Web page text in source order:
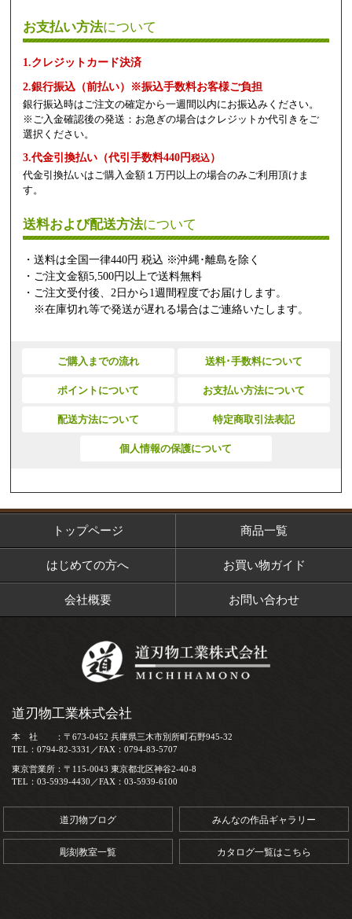
お支払い方法について
1.クレジットカード決済
2.銀行振込（前払い）※振込手数料お客様ご負担
銀行振込時はご注文の確定から一週間以内にお振込みください。
※ご入金確認後の発送：お急ぎの場合はクレジットか代引きをご
選択ください。
3.代金引換払い（代引手数料440円税込）
代金引換払いはご購入金額１万円以上の場合のみご利用頂けま
す。
送料および配送方法について
・送料は全国一律440円 税込 ※沖縄･離島を除く
・ご注文金額5,500円以上で送料無料
・ご注文受付後、2日から1週間程度でお届けします。
※在庫切れ等で発送が遅れる場合はご連絡いたします。
ご購入までの流れ 送料･手数料について
ポイントについて お支払い方法について
配送方法について 特定商取引法表記
個人情報の保護について
トップページ 商品一覧
はじめての方へ お買い物ガイド
会社概要 お問い合わせ
道刃物工業株式会社
本 社 ：〒673-0452 兵庫県三木市別所町石野945-32
TEL：0794-82-3331／FAX：0794-83-5707
東京営業所：〒115-0043 東京都北区神谷2-40-8
TEL：03-5939-4430／FAX：03-5939-6100
道刃物ブログ みんなの作品ギャラリー
彫刻教室一覧 カタログ一覧はこちら